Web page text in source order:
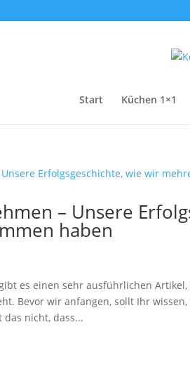
Start Küchen 1×1
– Unsere
haben
es einen sehr ausführlichen
Bevor wir anfangen, sollt Ihr
nicht, dass...